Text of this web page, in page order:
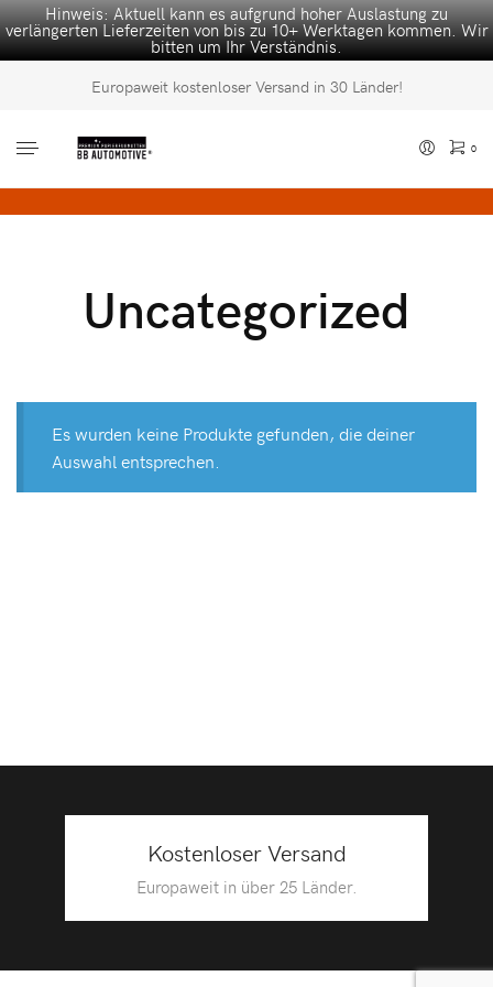
Hinweis: Aktuell kann es aufgrund hoher Auslastung zu
verlängerten Lieferzeiten von bis zu 10+ Werktagen kommen. Wir
bitten um Ihr Verständnis.
Europaweit kostenloser Versand in 30 Länder!
0
Uncategorized
Es wurden keine Produkte gefunden, die deiner
Auswahl entsprechen.
Kostenloser Versand
Europaweit in über 25 Länder.